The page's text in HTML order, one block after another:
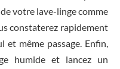
votre lave-linge comme
constaterez rapidement
et même passage. Enfin,
humide et lancez un